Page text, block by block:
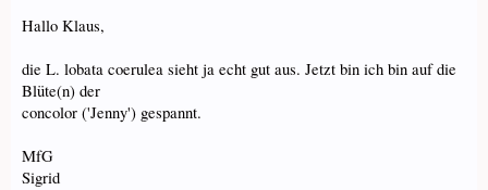
Hallo Klaus,
die L. lobata coerulea sieht ja echt gut aus. Jetzt bin ich bin auf die
Blüte(n) der
concolor ('Jenny') gespannt.
MfG
Sigrid